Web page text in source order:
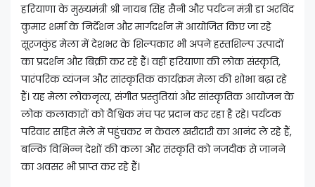
हरियाणा के मुख्यमंत्री श्री नायब सिंह सैनी और पर्यटन मंत्री डा अरविंद
कुमार शर्मा के निर्देशन और मार्गदर्शन में आयोजित किए जा रहे
सूरजकुंड मेला में देशभर के शिल्पकार भी अपने हस्तशिल्प उत्पादों
का प्रदर्शन और बिक्री कर रहे हैं। वहीं हरियाणा की लोक संस्कृति,
पारंपरिक व्यंजन और सांस्कृतिक कार्यक्रम मेला की शोभा बढ़ा रहे
हैं। यह मेला लोकनृत्य, संगीत प्रस्तुतियां और सांस्कृतिक आयोजन के
लोक कलाकारों को वैश्विक मंच पर प्रदान कर रहा है रहे। पर्यटक
परिवार सहित मेले में पहुंचकर न केवल खरीदारी का आनंद ले रहे हैं,
बल्कि विभिन्न देशों की कला और संस्कृति को नजदीक से जानने
का अवसर भी प्राप्त कर रहे हैं।